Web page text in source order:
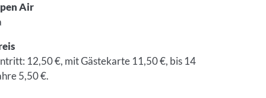
Air
12,50 €, mit Gästekarte 11,50 €, bis 14
5,50 €.